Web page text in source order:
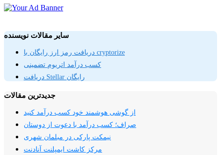
سایر مقالات نویسنده
دریافت رمز ارز رایگان با cryptorize
کسب درآمد اتریوم تضمینی
دریافت Stellar رایگان
جدیدترین مقالات
از گوشی هوشمند خود کسب درآمد کنید
صراف؛ کسب درآمد با دعوت از دوستان
نیمکت پارکی در مبلمان شهری
مرکز کاشت ایمپلنت آنادنت